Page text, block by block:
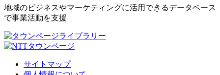
地域のビジネスやマーケティングに活用できるデータベース
で事業活動を支援
サイトマップ